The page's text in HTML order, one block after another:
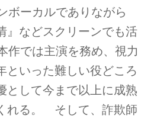
ボーカルでありながら
』などスクリーンでも活
作では主演を務め、視力
といった難しい役どころ
として今まで以上に成熟
れる。 そして、詐欺師